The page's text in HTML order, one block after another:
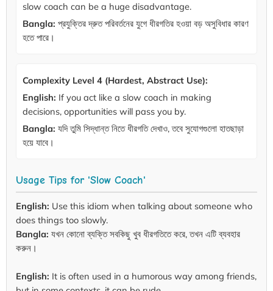
slow coach can be a huge disadvantage.
Bangla: প্রযুক্তির দ্রুত পরিবর্তনের যুগে ধীরগতির হওয়া বড় অসুবিধার কারণ
হতে পারে।
Complexity Level 4 (Hardest, Abstract Use):
English: If you act like a slow coach in making
decisions, opportunities will pass you by.
Bangla: যদি তুমি সিদ্ধান্ত নিতে ধীরগতি দেখাও, তবে সুযোগগুলো হাতছাড়া
হয়ে যাবে।
Usage Tips for 'Slow Coach'
English: Use this idiom when talking about someone who
does things too slowly.
Bangla: যখন কোনো ব্যক্তি সবকিছু খুব ধীরগতিতে করে, তখন এটি ব্যবহার
করুন।
English: It is often used in a humorous way among friends,